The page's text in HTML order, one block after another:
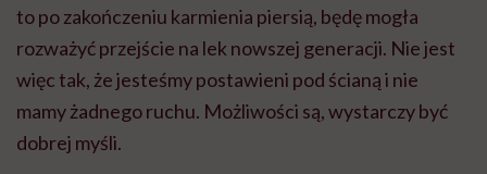
to po zakończeniu karmienia piersią, będę mogła
rozważyć przejście na lek nowszej generacji. Nie jest
więc tak, że jesteśmy postawieni pod ścianą i nie
mamy żadnego ruchu. Możliwości są, wystarczy być
dobrej myśli.